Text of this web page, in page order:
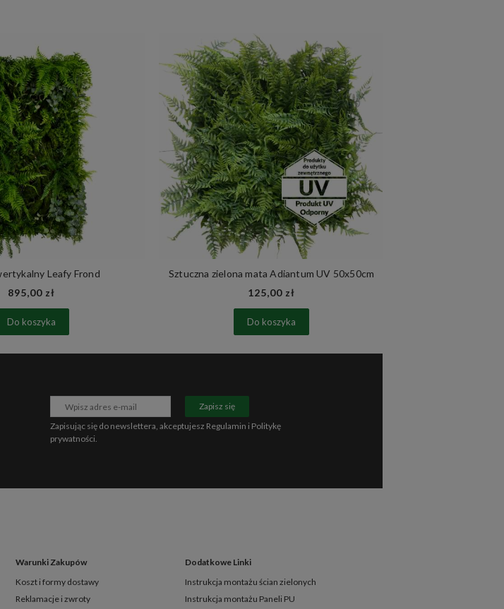
Leafy Frond
895,00 zł
Do koszyka
Sztuczna zielona mata Adiantum UV 50x50cm
125,00 zł
Do koszyka
Zapisz się
Zapisując się do newslettera, akceptujesz Regulamin i Politykę
prywatności.
Warunki Zakupów
Koszt i formy dostawy
Reklamacje i zwroty
Dodatkowe Linki
Instrukcja montażu ścian zielonych
Instrukcja montażu Paneli PU